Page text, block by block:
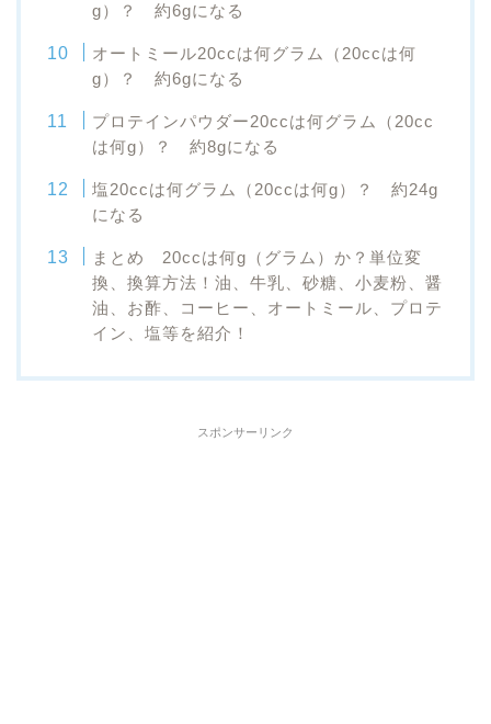
g）？ 約6gになる
オートミール20ccは何グラム（20ccは何
g）？ 約6gになる
プロテインパウダー20ccは何グラム（20cc
は何g）？ 約8gになる
塩20ccは何グラム（20ccは何g）？ 約24g
になる
まとめ 20ccは何g（グラム）か？単位変
換、換算方法！油、牛乳、砂糖、小麦粉、醤
油、お酢、コーヒー、オートミール、プロテ
イン、塩等を紹介！
スポンサーリンク